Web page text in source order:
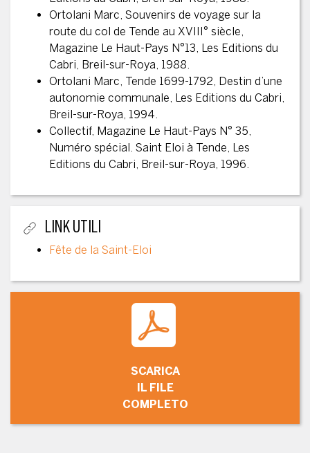
Ortolani Marc, Souvenirs de voyage sur la
route du col de Tende au XVIII° siècle,
Magazine Le Haut-Pays N°13, Les Editions du
Cabri, Breil-sur-Roya, 1988.
Ortolani Marc, Tende 1699-1792, Destin d’une
autonomie communale, Les Editions du Cabri,
Breil-sur-Roya, 1994.
Collectif, Magazine Le Haut-Pays N° 35,
Numéro spécial. Saint Eloi à Tende, Les
Editions du Cabri, Breil-sur-Roya, 1996.
LINK UTILI
Fête de la Saint-Eloi
SCARICA
IL FILE
COMPLETO